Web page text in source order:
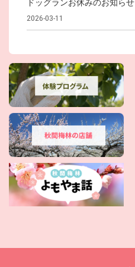
ドッグランお休みのお知らせ
2026-03-11